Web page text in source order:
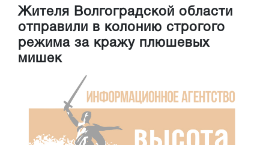
Жителя Волгоградской области
отправили в колонию строгого
режима за кражу плюшевых
мишек